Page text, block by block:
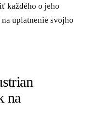
každého o jeho
uplatnenie svojho
na